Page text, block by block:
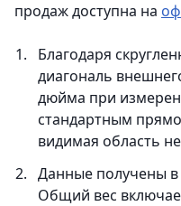
продаж доступна на
Благодаря
диагональ
дюйма при
стандартным
видимая область
Данные получены в
Общий вес